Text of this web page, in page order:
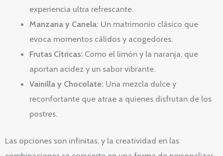
experiencia ultra refrescante.
Manzana y Canela: Un matrimonio clásico que
evoca momentos cálidos y acogedores.
Frutas Cítricas: Como el limón y la naranja, que
aportan acidez y un sabor vibrante.
Vainilla y Chocolate: Una mezcla dulce y
reconfortante que atrae a quienes disfrutan de los
postres.
Las opciones son infinitas, y la creatividad en las